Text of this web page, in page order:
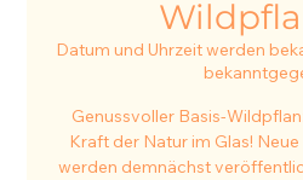
Datum und Uhrzeit werden
Genussvoller Basis-
Kraft der Natur im Glas!
werden demnächst